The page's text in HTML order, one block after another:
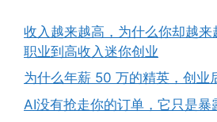
收入越来越高，为什么你却越来
职业到高收入迷你创业
为什么年薪 50 万的精英，创业
AI没有抢走你的订单，它只是暴